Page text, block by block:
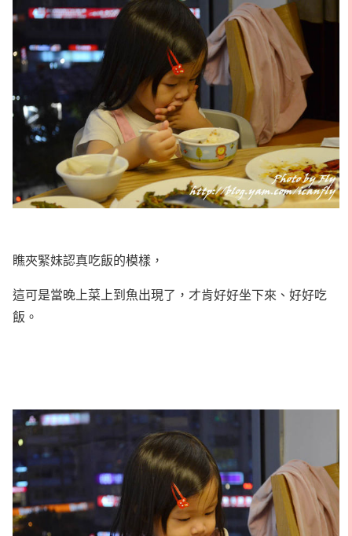
瞧夾緊妹認真吃飯的模樣，
這可是當晚上菜上到魚出現了，才肯好好坐下來、好好吃
飯。